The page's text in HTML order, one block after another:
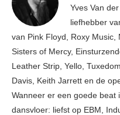
Yves Van
liefhebber
van Pink Floyd, Roxy Music,
Sisters of Mercy,
Leather Strip, Yello,
Davis, Keith Jarrett en de
Wanneer er een goede beat
dansvloer: liefst op EBM,